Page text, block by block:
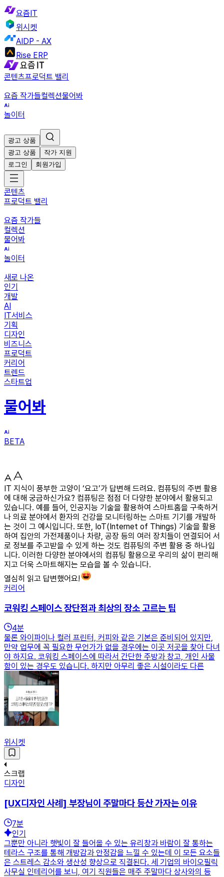
요즘IT
위시켓
AIDP - AX
Rise ERP
콘텐츠프로덕트 밸리
요즘 작가들컬렉션물어봐
놀이터
광고 상품
광고 상품
작가 지원
로그인
회원가입
콘텐츠
프로덕트 밸리
요즘 작가들
컬렉션
물어봐
놀이터
새로 나온
인기
개발
AI
IT서비스
기획
디자인
비즈니스
프로덕트
커리어
트렌드
스타트업
물어봐
BETA
IT 지식이 풍부한 고양이 ‘요고’가 답변해 드려요. 컴퓨팅의 주변 활용
에 대해 궁금하신가요? 컴퓨팅은 점점 더 다양한 분야에서 활용되고
있습니다. 예를 들어, 인공지능 기술을 활용하여 스마트홈을 구축하거
나 의료 분야에서 환자의 건강을 모니터링하는 스마트 기기를 개발하
는 것이 그 예시입니다. 또한, IoT(Internet of Things) 기술을 활용
하여 집안의 가전제품이나 차량, 공장 등의 여러 장치들이 연결되어 서
로 정보를 주고받을 수 있게 하는 것도 컴퓨팅의 주변 활용 중 하나입
니다. 이러한 다양한 분야에서의 컴퓨팅 활용으로 우리의 삶이 편리해
지고 더욱 스마트해지는 모습을 볼 수 있습니다.
열심히 읽고 답변했어요!
커리어
코워킹 스페이스 장단점과 최상의 장소 고르는 팁
4분
물론 와이파이나 컬러 프린터, 커피와 같은 기본은 준비되어 있지만,
만약 업무에 꼭 필요한 무언가가 없을 경우에는 이곳 저곳을 찾아 다녀
야 하지요. 코워킹 스페이스에 따라서 간단한 주방과 창고, 개인 사물
함이 있는 경우도 있습니다. 하지만 아무리 좋은 시설이라도 다른
위시켓
스크랩
디자인
[UX디자인 사례] 부장님이 주말마다 등산 가자는 이유
7분
인기
그뿐만 아니라 햇빛이 잘 들어올 수 있는 유리창과 바람이 잘 통하는
테라스 구조를 통해 개방감과 안정감을 느낄 수 있는데 이 모든 요소들
은 스트레스 감소와 생산성 향상으로 직결된다. 세 기업의 바이오필릭
사무실 인테리어를 보니, 여기 직원들은 매주 주말마다 상사와의 등